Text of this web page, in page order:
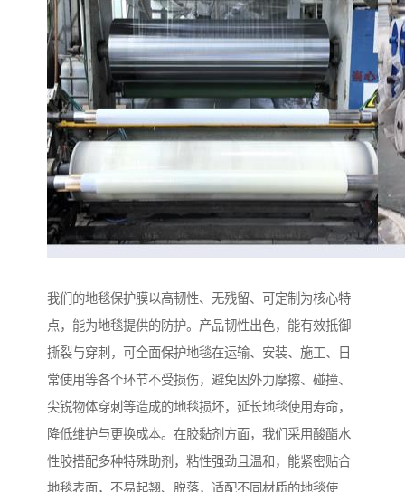
我们的地毯保护膜以高韧性、无残留、可定制为核心特
点，能为地毯提供的防护。产品韧性出色，能有效抵御
撕裂与穿刺，可全面保护地毯在运输、安装、施工、日
常使用等各个环节不受损伤，避免因外力摩擦、碰撞、
尖锐物体穿刺等造成的地毯损坏，延长地毯使用寿命，
降低维护与更换成本。在胶黏剂方面，我们采用酸酯水
性胶搭配多种特殊助剂，粘性强劲且温和，能紧密贴合
地毯表面，不易起翘、脱落，适配不同材质的地毯使